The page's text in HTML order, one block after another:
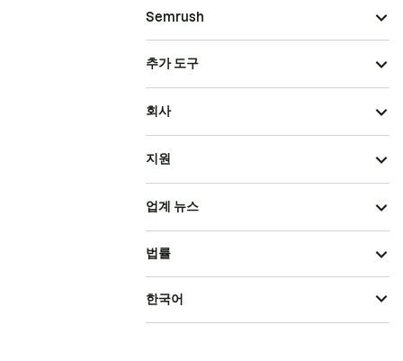
Semrush
추가 도구
회사
지원
업계 뉴스
법률
한국어